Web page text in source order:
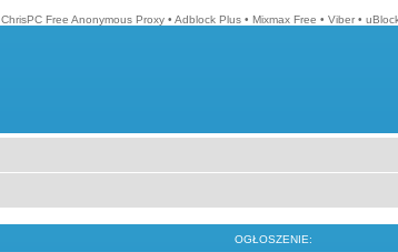
ChrisPC Free Anonymous Proxy • Adblock Plus • Mixmax Free • Viber •
OGŁOSZENIE: